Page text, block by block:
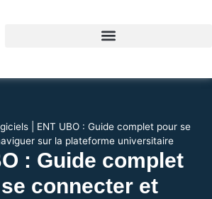
ENT UBO : Guide complet pour se
sur la plateforme universitaire
: Guide complet
connecter et